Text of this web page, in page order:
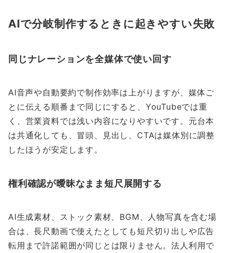
AIで分岐制作するときに起きやすい失敗
同じナレーションを全媒体で使い回す
AI音声や自動要約で制作効率は上がりますが、媒体ご
とに伝える順番まで同じにすると、YouTubeでは重
く、営業資料では浅い内容になりやすいです。元台本
は共通化しても、冒頭、見出し、CTAは媒体別に調整
したほうが安定します。
権利確認が曖昧なまま短尺展開する
AI生成素材、ストック素材、BGM、人物写真を含む場
合は、長尺動画で使えたとしても短尺切り出しや広告
転用まで許諾範囲が同じとは限りません。法人利用で